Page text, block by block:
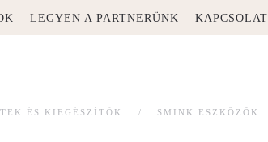
LEGYEN A PARTNERÜNK KAPCSOLAT
ÉS KIEGÉSZÍTŐK SMINK ESZKÖZÖK